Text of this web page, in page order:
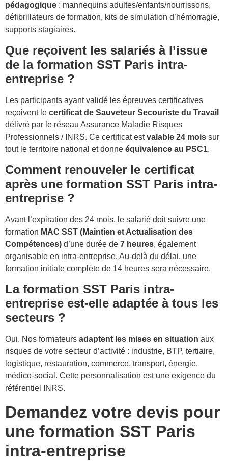
pédagogique : mannequins adultes/enfants/nourrissons,
défibrillateurs de formation, kits de simulation d’hémorragie,
supports stagiaires.
Que reçoivent les salariés à l’issue
de la formation SST Paris intra-
entreprise ?
Les participants ayant validé les épreuves certificatives
reçoivent le certificat de Sauveteur Secouriste du Travail
délivré par le réseau Assurance Maladie Risques
Professionnels / INRS. Ce certificat estvalable 24 mois sur
tout le territoire national et donne équivalence au PSC1.
Comment renouveler le certificat
après une formation SST Paris intra-
entreprise ?
Avant l’expiration des 24 mois, le salarié doit suivre une
formation MAC SST (Maintien et Actualisation des
Compétences) d’une durée de 7 heures, également
organisable en intra-entreprise. Au-delà du délai, une
formation initiale complète de 14 heures sera nécessaire.
La formation SST Paris intra-
entreprise est-elle adaptée à tous les
secteurs ?
Oui. Nos formateurs adaptent les mises en situation aux
risques de votre secteur d’activité : industrie, BTP, tertiaire,
logistique, restauration, commerce, transport, énergie,
médico-social. Cette personnalisation est une exigence du
référentiel INRS.
Demandez votre devis pour
une formation SST Paris
intra-entreprise